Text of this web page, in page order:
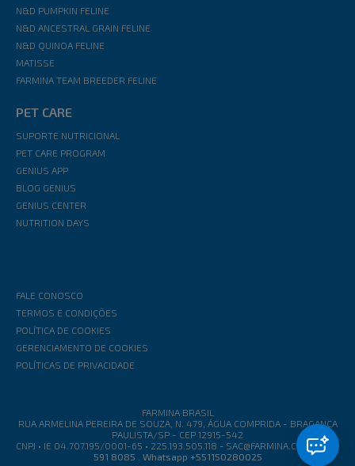
N&D PUMPKIN FELINE
N&D ANCESTRAL GRAIN FELINE
N&D QUINOA FELINE
MATISSE
FARMINA TEAM BREEDER FELINE
PET CARE
SUPORTE NUTRICIONAL
PET CARE PROGRAM
GENIUS APP
BLOG GENIUS
GENIUS CENTER
NUTRITION DAYS
FALE CONOSCO
TERMOS E CONDIÇÕES
POLÍTICA DE COOKIES
GERENCIAMENTO DE COOKIES
POLÍTICAS DE PRIVACIDADE
FARMINA BRASIL
RUA ARMELINA PEREIRA DE SOUZA, N. 479, ÁGUA COMPRIDA - BRAGANÇA
PAULISTA/SP - CEP 12915-542
CNPJ • IE 04.707.195/0001-65 • 225.193.505.118 - SAC@FARMINA.COM0800
591 8085 . Whatsapp +551150280025